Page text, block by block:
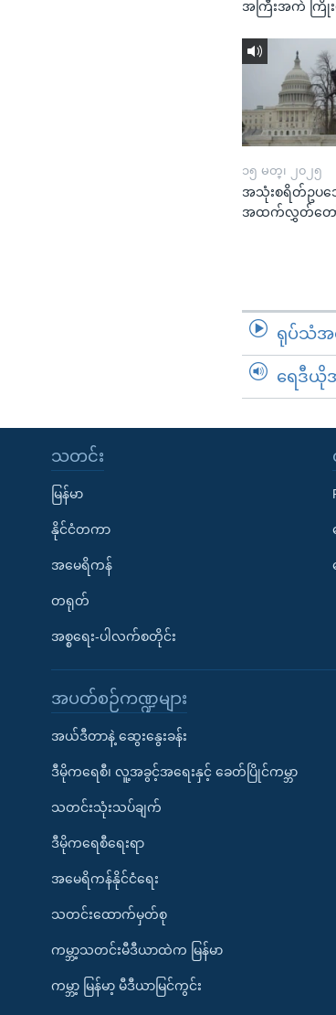
အကြီးအကဲ ကြိုး
၁၅ မတ္၊ ၂၀၂၅
အသုံးစရိတ်ဥပဒ
အထက်လွှတ်တေ
ရုပ်သံအ
ရေဒီယို
သတင်း
မြန်မာ
နိုင်ငံတကာ
အမေရိကန်
တရုတ်
အစ္စရေး-ပါလက်စတိုင်း
အပတ်စဉ်ကဏ္ဍများ
အယ်ဒီတာနဲ့ ဆွေးနွေးခန်း
ဒီမိုကရေစီ၊ လူ့အခွင့်အရေးနှင့် ခေတ်ပြိုင်ကမ္ဘာ
သတင်းသုံးသပ်ချက်
ဒီမိုကရေစီရေးရာ
အမေရိကန်နိုင်ငံရေး
သတင်းထောက်မှတ်စု
ကမ္ဘာ့သတင်းမီဒီယာထဲက မြန်မာ
ကမ္ဘာ့ မြန်မာ့ မီဒီယာမြင်ကွင်း